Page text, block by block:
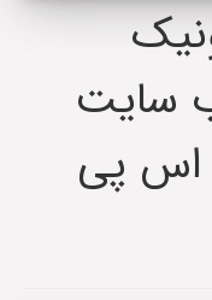
سایت
اس پی